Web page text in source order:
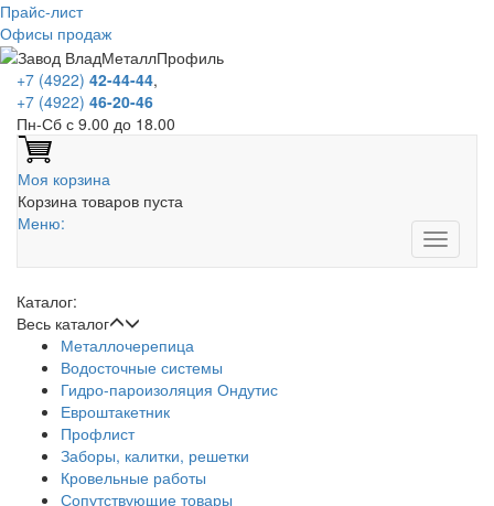
Прайс-лист
Офисы продаж
+7 (4922) 42-44-44,
+7 (4922) 46-20-46
Пн-Сб с 9.00 до 18.00
Моя корзина
Корзина товаров пуста
Меню:
Каталог:
Весь каталог
Металлочерепица
Водосточные системы
Гидро-пароизоляция Ондутис
Евроштакетник
Профлист
Заборы, калитки, решетки
Кровельные работы
Сопутствующие товары